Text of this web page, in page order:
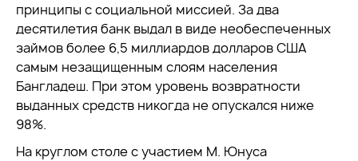
принципы с социальной миссией. За два
десятилетия банк выдал в виде необеспеченных
займов более 6,5 миллиардов долларов США
самым незащищенным слоям населения
Бангладеш. При этом уровень возвратности
выданных средств никогда не опускался ниже
98%.
На круглом столе с участием М. Юнуса